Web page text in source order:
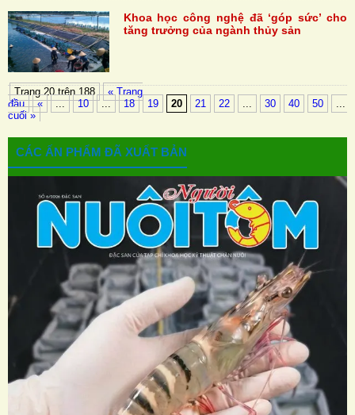
Khoa học công nghệ đã ‘góp sức’ cho
tăng trưởng của ngành thủy sản
Trang 20 trên 188
« Trang
đầu
« ... 10 ... 18 19 20 21 22 30 40 50
cuối »
CÁC ẤN PHẨM ĐÃ XUẤT BẢN